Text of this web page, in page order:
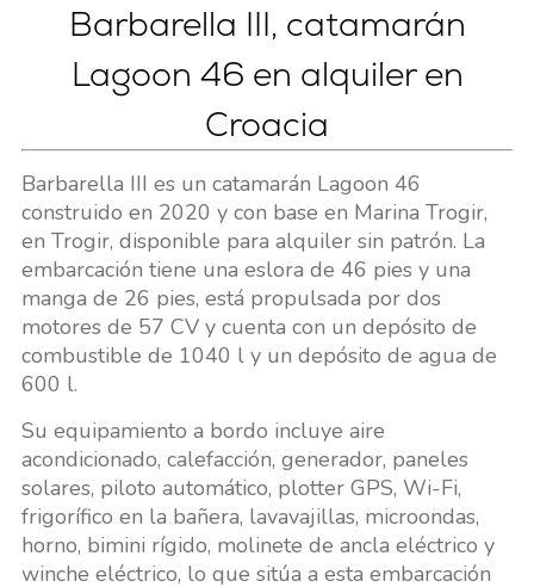
Barbarella III, catamarán
Lagoon 46 en alquiler en
Croacia
Barbarella III es un catamarán Lagoon 46
construido en 2020 y con base en Marina Trogir,
en Trogir, disponible para alquiler sin patrón. La
embarcación tiene una eslora de 46 pies y una
manga de 26 pies, está propulsada por dos
motores de 57 CV y cuenta con un depósito de
combustible de 1040 l y un depósito de agua de
600 l.
Su equipamiento a bordo incluye aire
acondicionado, calefacción, generador, paneles
solares, piloto automático, plotter GPS, Wi-Fi,
frigorífico en la bañera, lavavajillas, microondas,
horno, bimini rígido, molinete de ancla eléctrico y
winche eléctrico, lo que sitúa a esta embarcación